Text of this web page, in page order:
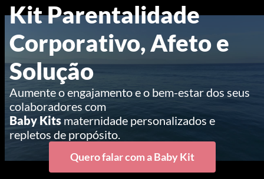
Kit Parentalidade
Corporativo, Afeto e
Solução
Aumente o engajamento e o bem-estar dos seus
colaboradores com
Baby Kits maternidade personalizados e
repletos de propósito.
Quero falar com a Baby Kit